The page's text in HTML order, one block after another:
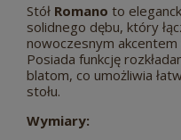
Stół Romano to
solidnego dębu, który
nowoczesnym
Posiada funkcję
blatom, co umożliwia
stołu.
Wymiary: